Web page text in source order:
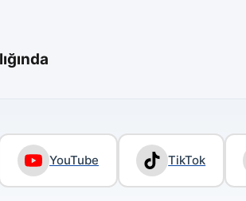
YouTube TikTok